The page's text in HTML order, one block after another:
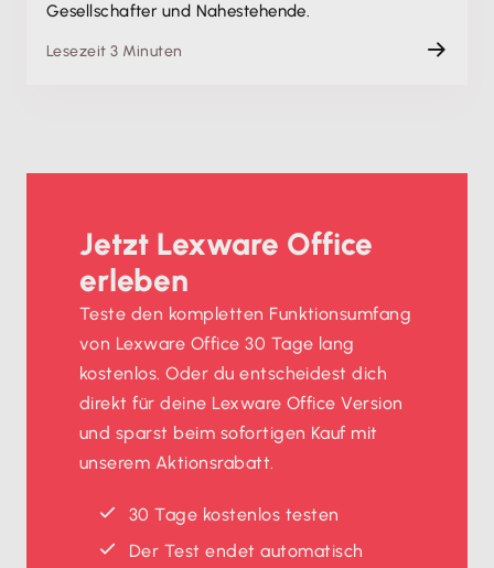
Gesellschafter und Nahestehende.
Lesezeit 3 Minuten
Jetzt Lexware Office
erleben
Teste den kompletten Funktionsumfang
von Lexware Office 30 Tage lang
kostenlos. Oder du entscheidest dich
direkt für deine Lexware Office Version
und sparst beim sofortigen Kauf mit
unserem Aktionsrabatt.
30 Tage kostenlos testen
Der Test endet automatisch